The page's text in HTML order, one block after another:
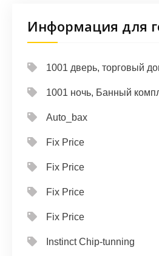
Информация для
1001 дверь, торговый
1001 ночь, Банный
Auto_bax
Fix Price
Fix Price
Fix Price
Fix Price
Instinct Chip-tunning